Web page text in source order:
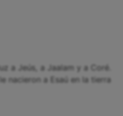
a Jeús, a Jaalam y a Coré.
nacieron a Esaú en la tierra